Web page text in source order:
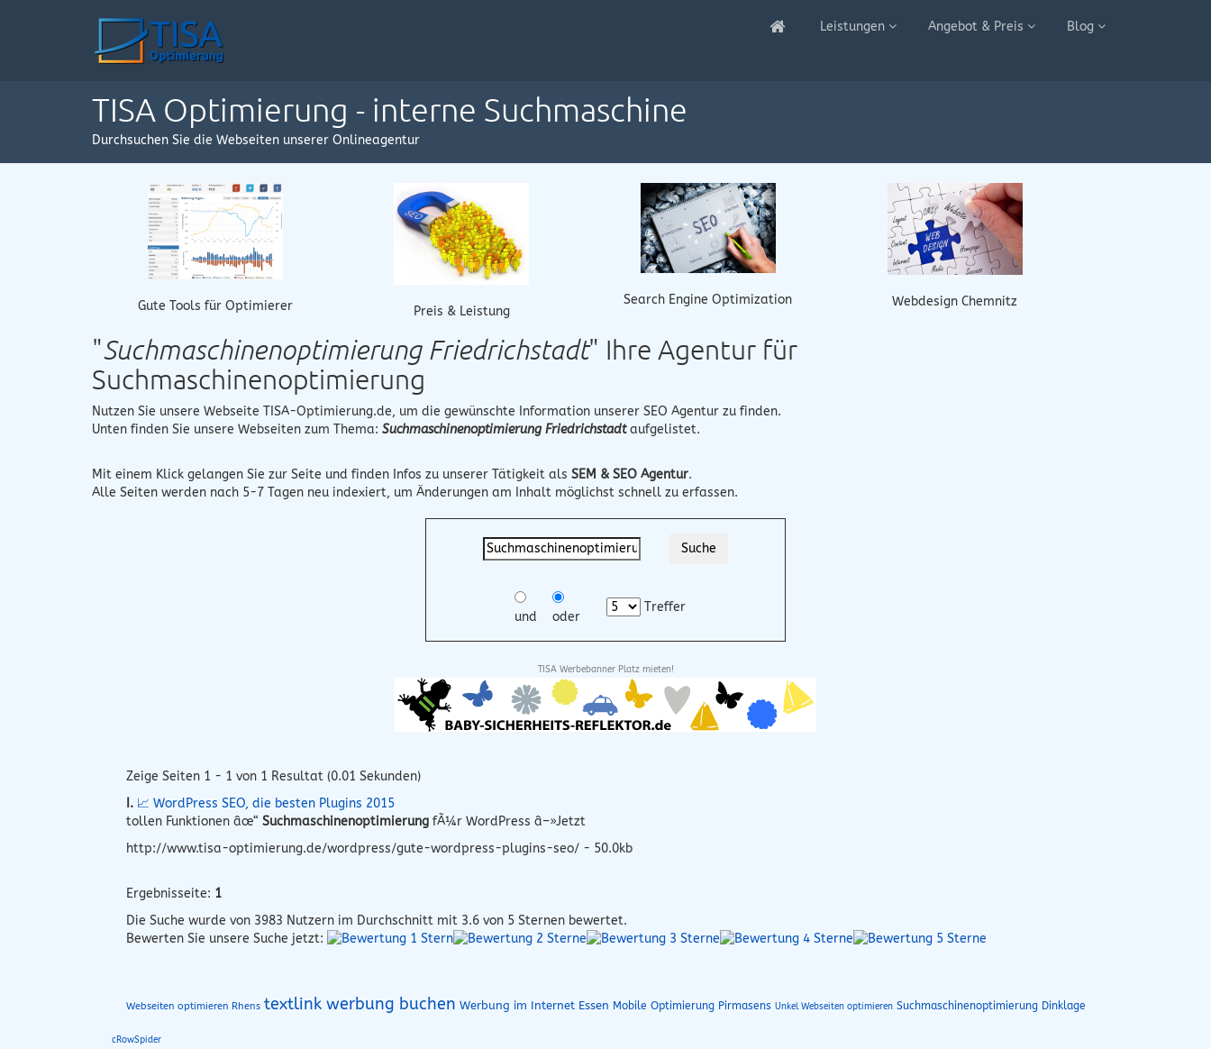
Leistungen Angebot & Preis Blog
TISA Optimierung - interne Suchmaschine
Durchsuchen Sie die Webseiten unserer Onlineagentur
Gute Tools für Optimierer Preis & Leistung
Search Engine Optimization Webdesign Chemnitz
"Suchmaschinenoptimierung Friedrichstadt" Ihre Agentur für
Suchmaschinenoptimierung
Nutzen Sie unsere Webseite TISA-Optimierung.de, um die gewünschte Information unserer SEO Agentur zu finden.
Unten finden Sie unsere Webseiten zum Thema: Suchmaschinenoptimierung Friedrichstadtaufgelistet.
Mit einem Klick gelangen Sie zur Seite und finden Infos zu unserer Tätigkeit als SEM & SEO Agentur.
Alle Seiten werden nach 5-7 Tagen neu indexiert, um Änderungen am Inhalt möglichst schnell zu erfassen.
und oder
Treffer
TISA Werbebanner Platz mieten!
Zeige Seiten 1 - 1 von 1 Resultat (0.01 Sekunden)
I. 📈 WordPress SEO, die besten Plugins 2015
tollen Funktionen âœ“ SuchmaschinenoptimierungfÃ¼r WordPress â–»Jetzt
http://www.tisa-optimierung.de/wordpress/gute-wordpress-plugins-seo/ - 50.0kb
Ergebnisseite: 1
Die Suche wurde von 3983 Nutzern im Durchschnitt mit 3.6von 5 Sternen bewertet.
Bewerten Sie unsere Suche jetzt:
Webseiten optimieren Rhens textlink werbung buchen Werbung im Internet Essen Mobile Optimierung Pirmasens Unkel Webseiten optimieren Suchmaschinenoptimierung Dinklage
cRowSpider